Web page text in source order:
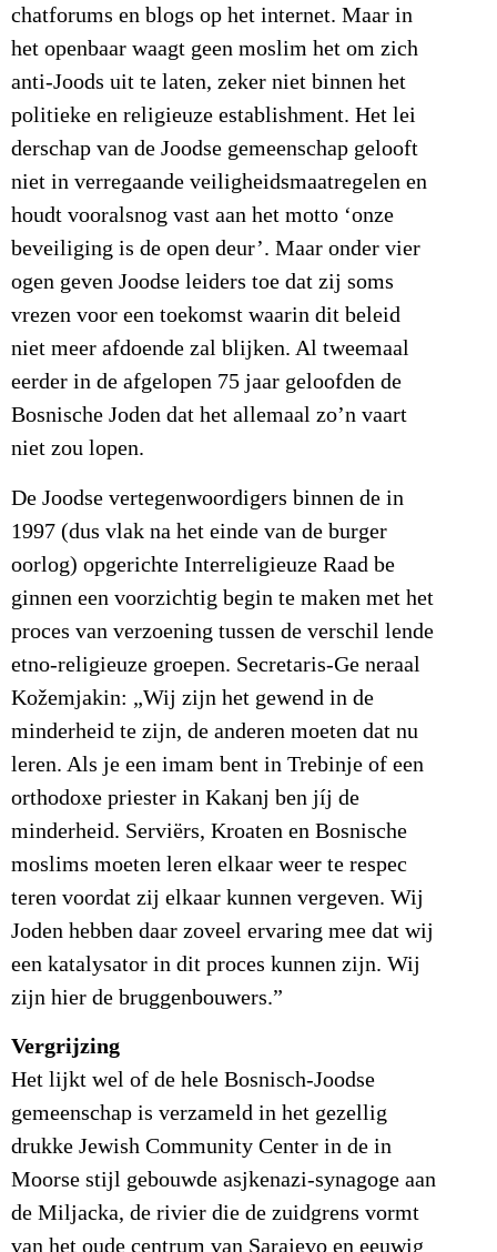
chatforums en blogs op het internet. Maar in
het openbaar waagt geen moslim het om zich
anti-Joods uit te laten, zeker niet binnen het
politieke en religieuze establishment. Het lei
derschap van de Joodse gemeenschap gelooft
niet in verregaande veiligheidsmaatregelen en
houdt vooralsnog vast aan het motto ‘onze
beveiliging is de open deur’. Maar onder vier
ogen geven Joodse leiders toe dat zij soms
vrezen voor een toekomst waarin dit beleid
niet meer afdoende zal blijken. Al tweemaal
eerder in de afgelopen 75 jaar geloofden de
Bosnische Joden dat het allemaal zo’n vaart
niet zou lopen.
De Joodse vertegenwoordigers binnen de in
1997 (dus vlak na het einde van de burger
oorlog) opgerichte Interreligieuze Raad be
ginnen een voorzichtig begin te maken met het
proces van verzoening tussen de verschil lende
etno-religieuze groepen. Secretaris-Ge neraal
Kožemjakin: „Wij zijn het gewend in de
minderheid te zijn, de anderen moeten dat nu
leren. Als je een imam bent in Trebinje of een
orthodoxe priester in Kakanj ben jíj de
minderheid. Serviërs, Kroaten en Bosnische
moslims moeten leren elkaar weer te respec
teren voordat zij elkaar kunnen vergeven. Wij
Joden hebben daar zoveel ervaring mee dat wij
een katalysator in dit proces kunnen zijn. Wij
zijn hier de bruggenbouwers.”
Vergrijzing
Het lijkt wel of de hele Bosnisch-Joodse
gemeenschap is verzameld in het gezellig
drukke Jewish Community Center in de in
Moorse stijl gebouwde asjkenazi-synagoge aan
de Miljacka, de rivier die de zuidgrens vormt
van het oude centrum van Sarajevo en eeuwig